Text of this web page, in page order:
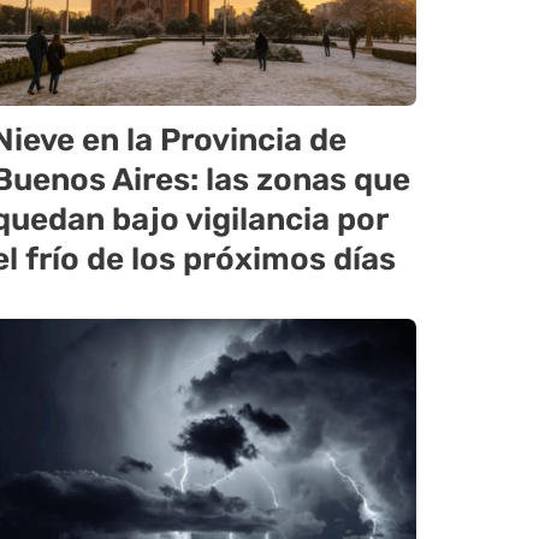
en la Provincia de
Aires: las zonas que
bajo vigilancia por
frío de los próximos días